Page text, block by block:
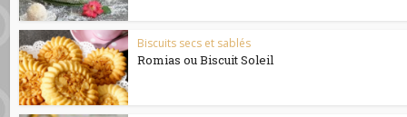
Biscuits secs et sablés
Romias ou Biscuit Soleil